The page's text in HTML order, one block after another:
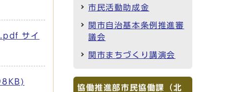
サイ
市民活動助成金
関市自治基本条例推進審
議会
関市まちづくり講演会
協働推進部市民協働課（北